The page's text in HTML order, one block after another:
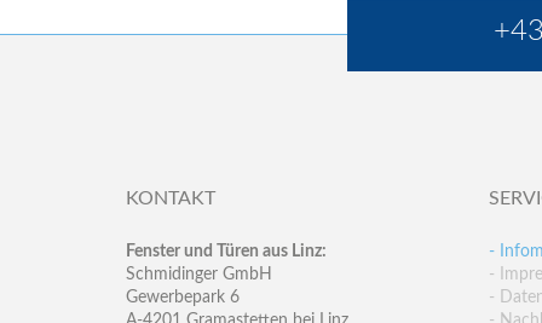
KONTAKT
Fenster und Türen aus Linz:
Schmidinger GmbH
Gewerbepark 6
-
-
-